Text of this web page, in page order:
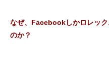
なぜ、Facebookしかロレッ
のか？